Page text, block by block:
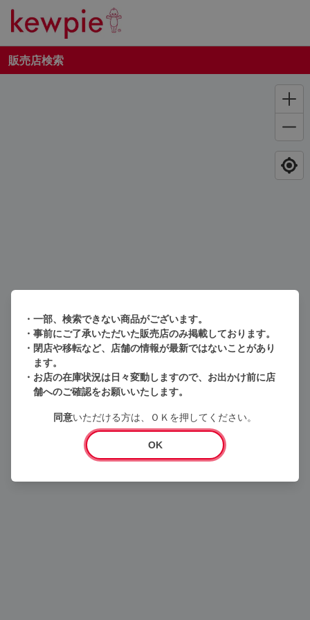
販売店検索
Loading...
一部、検索できない商品がございます。
事前にご了承いただいた販売店のみ掲載しております。
閉店や移転など、店舗の情報が最新ではないことがあり
ます。
お店の在庫状況は日々変動しますので、お出かけ前に店
舗へのご確認をお願いいたします。
同意いただける方は、ＯＫを押してください。
OK